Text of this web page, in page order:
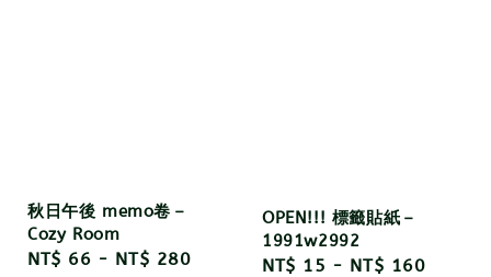
秋日午後 memo卷－
Cozy Room
Regular
NT$ 66 - NT$ 280
OPEN!!! 標籤貼紙－
1991w2992
Regular
NT$ 15 - NT$ 160